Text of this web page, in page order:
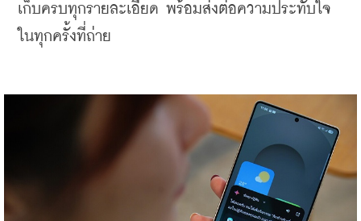
เก็บครบทุกรายละเอียด พร้อมส่งต่อความประทับใจ
ในทุกครั้งที่ถ่าย